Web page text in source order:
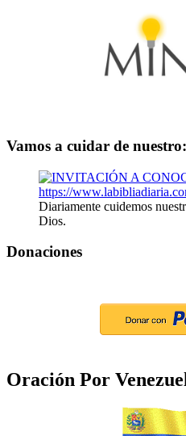
Vamos a cuidar de nuestro:
Diariamente cuidemos
Dios.
Donaciones
Oración Por